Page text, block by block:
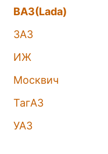
ВАЗ(Lada)
ЗАЗ
ИЖ
Москвич
ТагАЗ
УАЗ